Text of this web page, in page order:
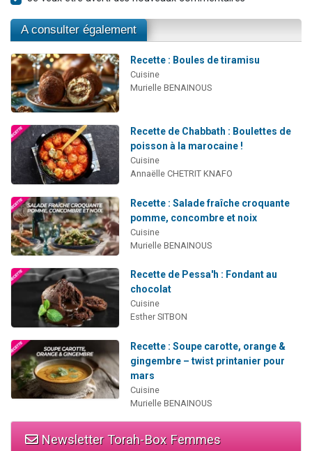
A consulter également
Recette : Boules de tiramisu
Cuisine
Murielle BENAINOUS
Recette de Chabbath : Boulettes de
poisson à la marocaine !
Cuisine
Annaëlle CHETRIT KNAFO
Recette : Salade fraîche croquante
pomme, concombre et noix
Cuisine
Murielle BENAINOUS
Recette de Pessa'h : Fondant au
chocolat
Cuisine
Esther SITBON
Recette : Soupe carotte, orange &
gingembre – twist printanier pour
mars
Cuisine
Murielle BENAINOUS
Newsletter Torah-Box Femmes